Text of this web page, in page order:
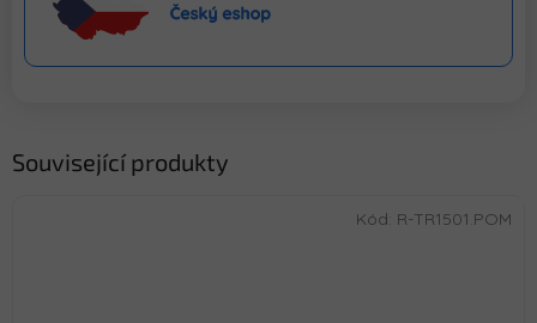
Související produkty
Kód: R-TR1501.POM